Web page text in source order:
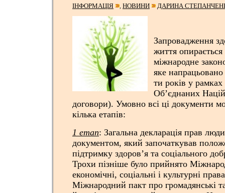
ІНФОРМАЦІЯ , НОВИНИ ДАРИНА
Запровадження
життя
міжнародне
яке
ти років у рамках
Об’єднаних
договори). Умовно всі ці документи
кілька етапів:
1 етап: Загальна декларація прав
документом, який започаткував
підтримку здоров’я та соціального
Трохи пізніше було прийнято
економічні, соціальні і культурні
Міжнародний пакт про громадянські